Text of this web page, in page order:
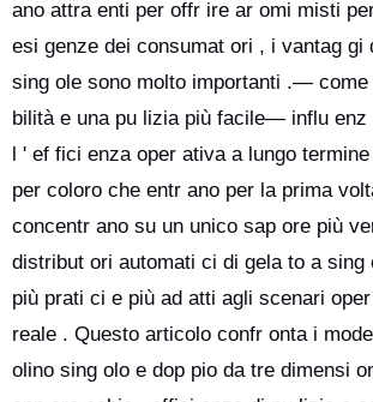
ano attra enti per offr ire ar omi misti
esi genze dei consumat ori , i vantag gi
sing ole sono molto importanti .— come
bilità e una pu lizia più facile— influ enz
l ' ef fici enza oper ativa a lungo
per coloro che entr ano per la prima
concentr ano su un unico sap ore più
distribut ori automati ci di gela to a sing
più prati ci e più ad atti agli scenari
reale . Questo articolo confr onta i
olino sing olo e dop pio da tre dimensi